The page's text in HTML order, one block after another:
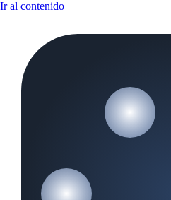
Ir al contenido